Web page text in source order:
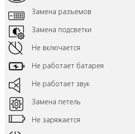
Замена разъемов
Замена подсветки
Не включается
Не работает батарея
Не работает звук
Замена петель
Не заряжается